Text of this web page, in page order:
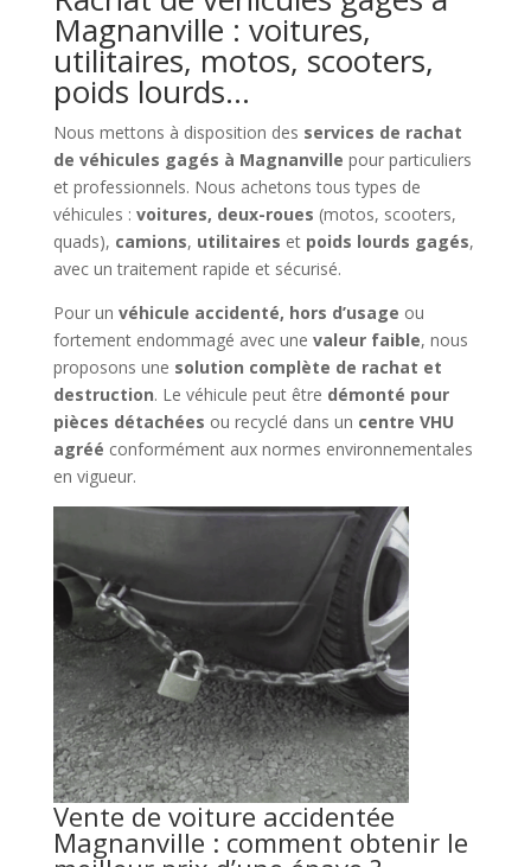
Magnanville : voitures,
utilitaires, motos, scooters,
poids lourds…
Nous mettons à disposition des services de rachat
de véhicules gagés à Magnanville pour particuliers
et professionnels. Nous achetons tous types de
véhicules : voitures, deux-roues (motos, scooters,
quads), camions, utilitaires et poids lourds gagés,
avec un traitement rapide et sécurisé.
Pour un véhicule accidenté, hors d’usage ou
fortement endommagé avec une valeur faible, nous
proposons une solution complète de rachat et
destruction. Le véhicule peut être démonté pour
pièces détachées ou recyclé dans un centre VHU
agréé conformément aux normes environnementales
en vigueur.
Vente de voiture accidentée
Magnanville : comment obtenir le